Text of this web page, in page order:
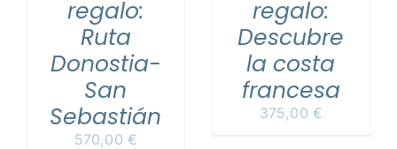
regalo:
Ruta
Donostia-
San
Sebastián
570,00€
regalo:
Descubre
la costa
francesa
375,00€